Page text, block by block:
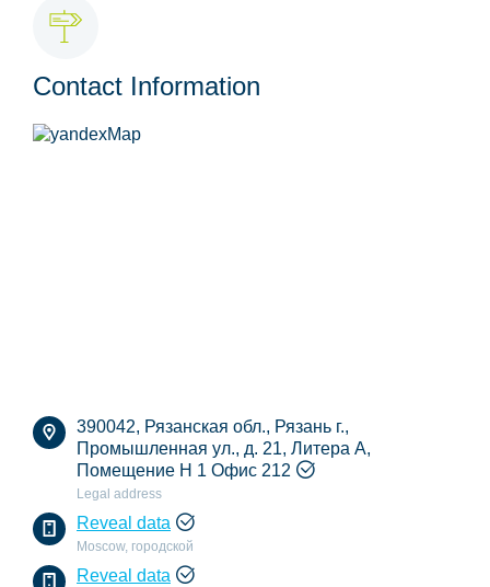
Contact Information
390042, Рязанская обл., Рязань г.,
Промышленная ул., д. 21, Литера А,
Помещение Н 1 Офис 212
Legal address
Reveal data
Moscow, городской
Reveal data